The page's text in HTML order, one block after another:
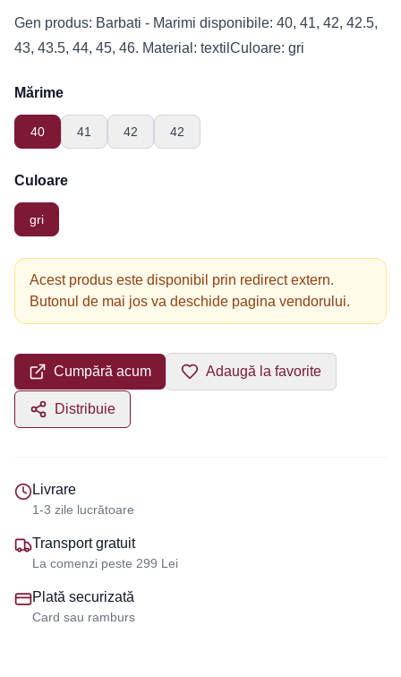
Gen produs: Barbati - Marimi disponibile: 40, 41, 42, 42.5,
43, 43.5, 44, 45, 46. Material: textilCuloare: gri
Mărime
40 41 42 42
Culoare
gri
Acest produs este disponibil prin redirect extern.
Butonul de mai jos va deschide pagina vendorului.
Cumpără acum Adaugă la favorite
Distribuie
Livrare
1-3 zile lucrătoare
Transport gratuit
La comenzi peste 299 Lei
Plată securizată
Card sau ramburs